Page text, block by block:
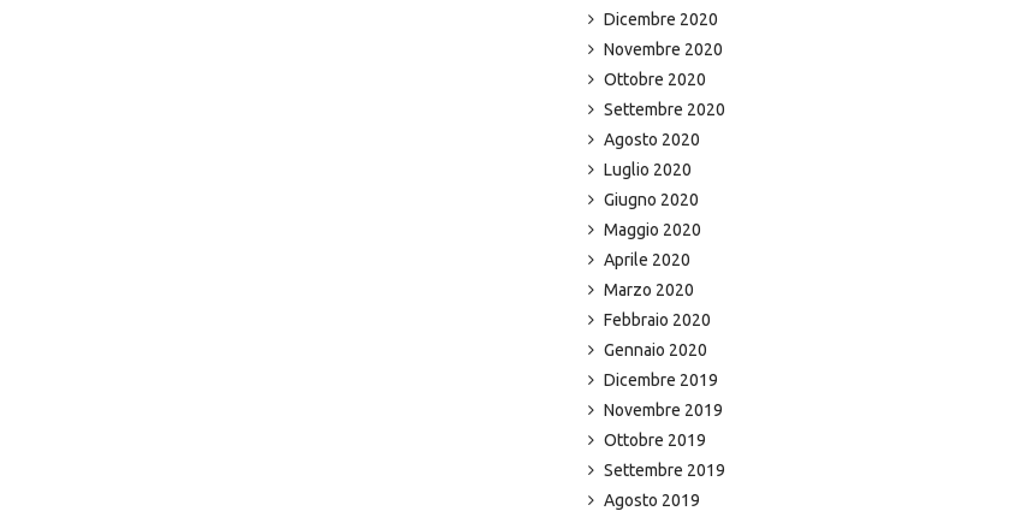
Dicembre 2020
Novembre 2020
Ottobre 2020
Settembre 2020
Agosto 2020
Luglio 2020
Giugno 2020
Maggio 2020
Aprile 2020
Marzo 2020
Febbraio 2020
Gennaio 2020
Dicembre 2019
Novembre 2019
Ottobre 2019
Settembre 2019
Agosto 2019